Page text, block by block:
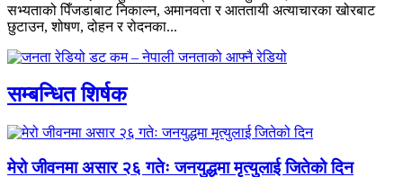
सभ्यताको पिँजडाबाट निकाल्न, अमानवता र आततायी अत्याचारका खोरबाट
छुटाउन, शोषण, दोहन र रोदनका...
सम्बन्धित शिर्षक
मेरो जीवनमा असार २६ गतेः जनयुद्धमा मृत्युलाई जितेको दिन